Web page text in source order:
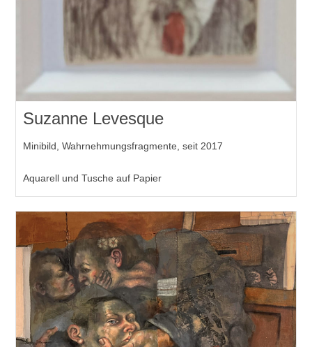
Suzanne Levesque
Minibild, Wahrnehmungsfragmente, seit 2017
Aquarell und Tusche auf Papier